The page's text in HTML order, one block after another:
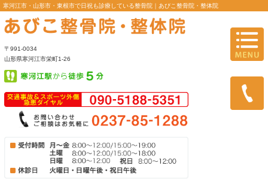
寒河江市・山形市・東根市で日祝も診療している整骨院｜あびこ整
〒991-0034
山形県寒河江市栄町1-26